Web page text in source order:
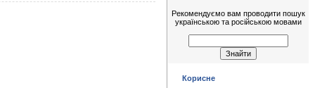
Рекомендуємо вам проводити пошук
українською та російською мовами
Корисне